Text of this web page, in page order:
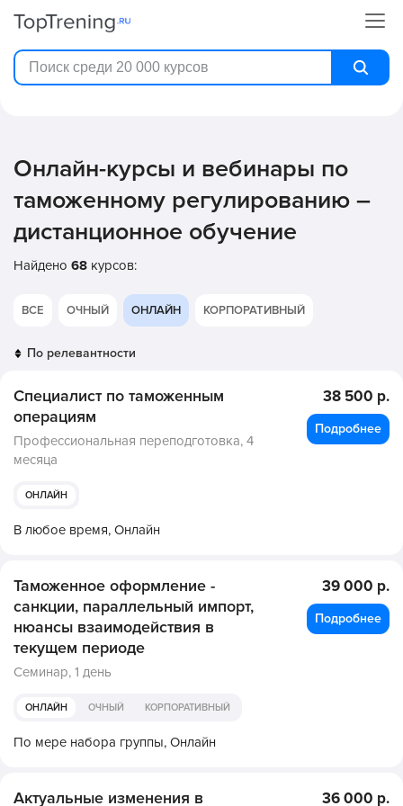
Онлайн-курсы и вебинары по
таможенному регулированию –
дистанционное обучение
Найдено 68 курсов:
ВСЕ ОЧНЫЙ ОНЛАЙН КОРПОРАТИВНЫЙ
Специалист по таможенным
операциям
Профессиональная переподготовка, 4
месяца
ОНЛАЙН
В любое время, Онлайн
38 500 р.
Подробнее
Таможенное оформление -
санкции, параллельный импорт,
нюансы взаимодействия в
текущем периоде
Семинар, 1 день
ОНЛАЙН ОЧНЫЙ КОРПОРАТИВНЫЙ
По мере набора группы, Онлайн
39 000 р.
Подробнее
Актуальные изменения в 36 000 р.